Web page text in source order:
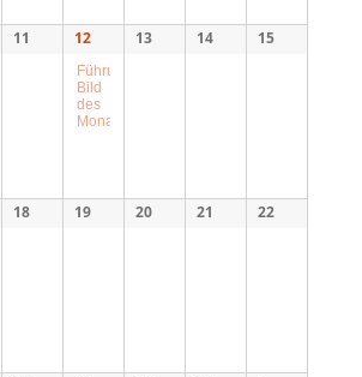
11 12
Führung
Bild
des
Monats
13 14 15
18 19 20 21 22